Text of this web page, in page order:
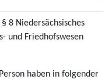
8 Niedersächsisches
und Friedhofswesen
haben in folgender